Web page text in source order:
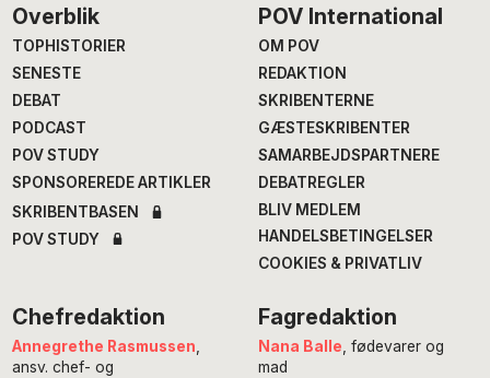
Footer
Overblik
TOPHISTORIER
SENESTE
DEBAT
PODCAST
POV STUDY
SPONSOREREDE ARTIKLER
SKRIBENTBASEN
POV STUDY
POV International
OM POV
REDAKTION
SKRIBENTERNE
GÆSTESKRIBENTER
SAMARBEJDSPARTNERE
DEBATREGLER
BLIV MEDLEM
HANDELSBETINGELSER
COOKIES & PRIVATLIV
Chefredaktion
Annegrethe Rasmussen
ansv. chef- og
Fagredaktion
Nana Balle , fødevarer og
mad